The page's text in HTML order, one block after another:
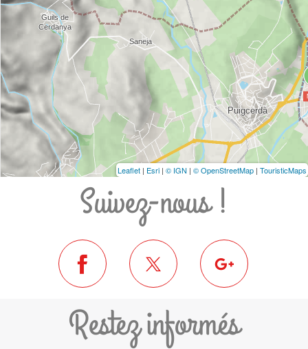
Leaflet | Esri | © IGN | © OpenStreetMap | TouristicMaps
Suivez-nous !
Restez informés